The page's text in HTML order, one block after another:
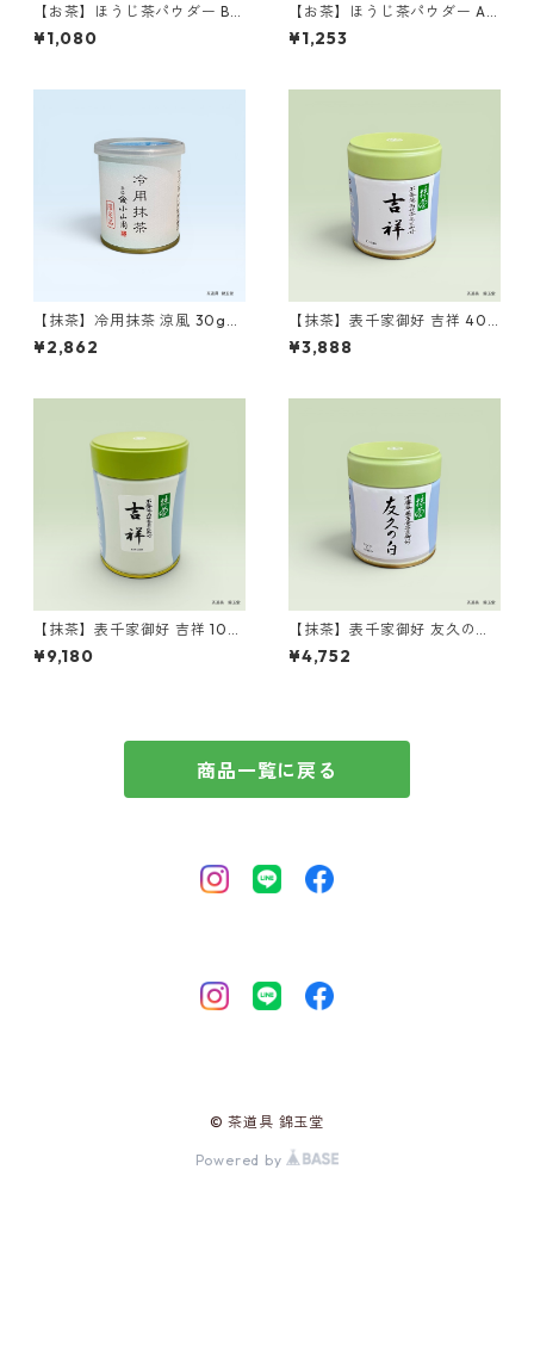
【お茶】ほうじ茶パウダー B印
100g 丸久小山園製 ／Hojic
ha Powder Type B 100g
¥1,080
【お茶】ほうじ茶パウダー A
印 100g 丸久小山園製 ／Hoj
icha Powder Type A 100g
¥1,253
【抹茶】冷用抹茶 涼風 30g
缶 山政小山園製 ／Matcha
Ryofu 30g
¥2,862
【抹茶】表千家御好 吉祥 40g
缶 丸久小山園製 ／Matcha
Kissho 40g
¥3,888
【抹茶】表千家御好 吉祥 100
g缶 丸久小山園製 ／Matcha
Kissho 100g
¥9,180
【抹茶】表千家御好 友久の白
40g缶 丸久小山園製 ／Matc
ha Yukyu no shiro 40g
¥4,752
商品一覧に戻る
© 茶道具 錦玉堂
Powered by